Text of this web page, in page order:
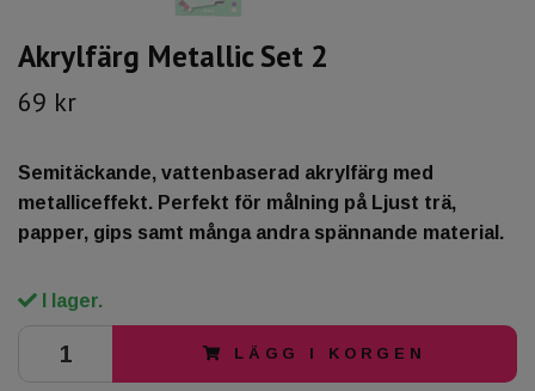
Akrylfärg Metallic Set 2
69 kr
Semitäckande, vattenbaserad akrylfärg med
metalliceffekt. Perfekt för målning på Ljust trä,
papper, gips samt många andra spännande material.
I lager.
LÄGG I KORGEN